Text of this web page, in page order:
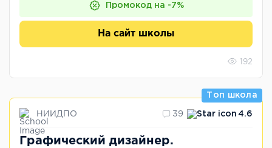
Промокод на -7%
На сайт школы
192
Топ школа
НИИДПО 39 4.6
Графический дизайнер.